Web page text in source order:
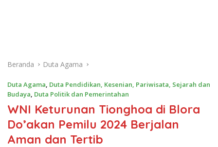
Beranda Duta Agama
Duta Agama, Duta Pendidikan, Kesenian, Pariwisata, Sejarah dan
Budaya, Duta Politik dan Pemerintahan
WNI Keturunan Tionghoa di Blora
Do’akan Pemilu 2024 Berjalan
Aman dan Tertib